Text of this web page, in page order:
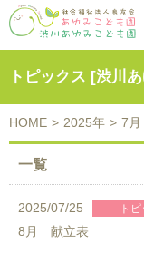
トピックス [渋川
HOME > 2025年 > 7月
一覧
2025/07/25
8月 献立表